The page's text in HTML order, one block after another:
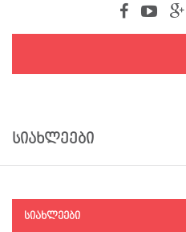
სიახლეები
სიახლეები